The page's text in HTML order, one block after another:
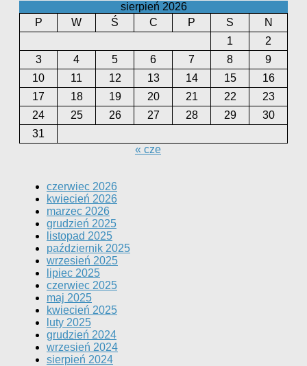
sierpień 2026
P
W Ś C P S
N
1
2
3
4 5 6 7 8
9
10
11 12 13 14 15
16
17
18 19 20 21 22
23
24
25 26 27 28 29
30
31
« cze
czerwiec 2026
kwiecień 2026
marzec 2026
grudzień 2025
listopad 2025
październik 2025
wrzesień 2025
lipiec 2025
czerwiec 2025
maj 2025
kwiecień 2025
luty 2025
grudzień 2024
wrzesień 2024
sierpień 2024